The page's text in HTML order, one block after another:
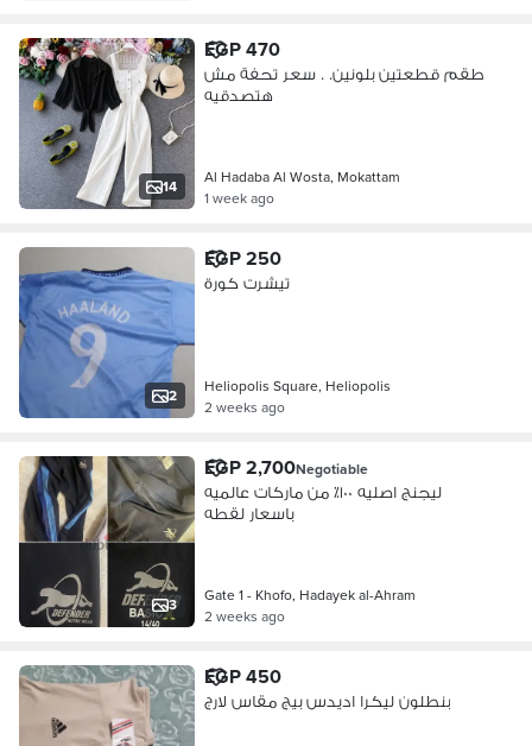
14
EGP 470
طقم قطعتين بلونين. . سعر تحفة مش
هتصدقيه
Al Hadaba Al Wosta, Mokattam
1 week ago
2
EGP 250
تيشرت كورة
Heliopolis Square, Heliopolis
2 weeks ago
3
EGP 2,700Negotiable
ليجنج اصليه ١٠٠٪؜ من ماركات عالميه
باسعار لقطه
Gate 1 - Khofo, Hadayek al-Ahram
2 weeks ago
EGP 450
بنطلون ليكرا اديدس بيج مقاس لارج